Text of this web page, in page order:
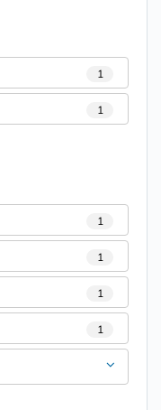
1
1
1
1
1
1